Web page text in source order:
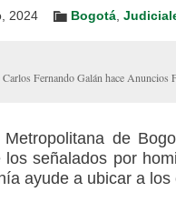
2024 Bogotá
Fernando Galán hace Anuncios
de
los señalados por
ayude a ubicar a